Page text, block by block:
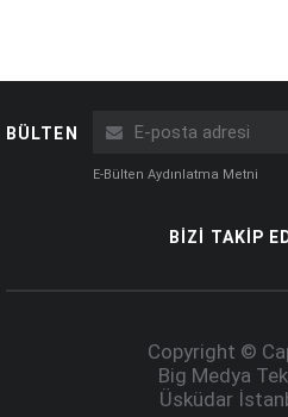
BÜLTEN
E-Bülten Aydınlatma Metni
BİZİ TAKİP
Copyright ©
Big Medya
Üsküdar